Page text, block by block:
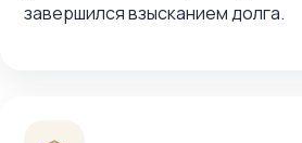
завершился взысканием долга.